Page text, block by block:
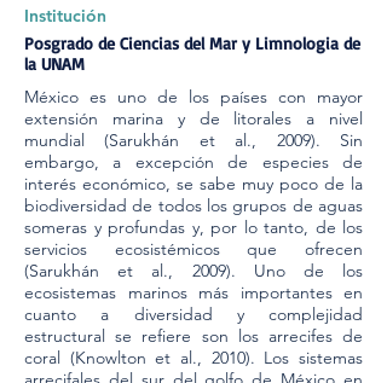
Institución
Posgrado de Ciencias del Mar y Limnologia de
la UNAM
México es uno de los países con mayor
extensión marina y de litorales a nivel
mundial (Sarukhán et al., 2009). Sin
embargo, a excepción de especies de
interés económico, se sabe muy poco de la
biodiversidad de todos los grupos de aguas
someras y profundas y, por lo tanto, de los
servicios ecosistémicos que ofrecen
(Sarukhán et al., 2009). Uno de los
ecosistemas marinos más importantes en
cuanto a diversidad y complejidad
estructural se refiere son los arrecifes de
coral (Knowlton et al., 2010). Los sistemas